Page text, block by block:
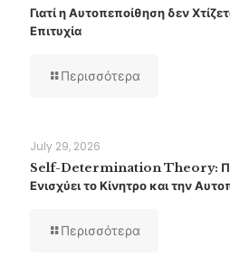
Γιατί η Αυτοπεποίθηση δεν
Επιτυχία
Περισσότερα
July 29, 2026
Self-Determination Theory:
Ενισχύει το Κίνητρο και την
Περισσότερα